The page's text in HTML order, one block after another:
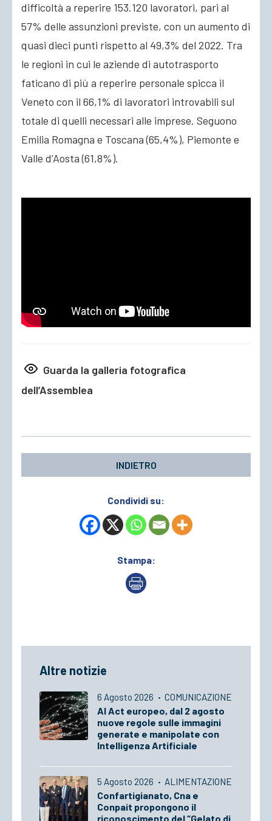
difficoltà a reperire 153.120 lavoratori, pari al
57% delle assunzioni previste, con un aumento di
quasi dieci punti rispetto al 49,3% del 2022. Tra
le regioni in cui le aziende di autotrasporto
faticano di più a reperire personale spicca il
Veneto con il 66,1% di lavoratori introvabili sul
totale di quelli necessari alle imprese. Seguono
Emilia Romagna e Toscana (65,4%), Piemonte e
Valle d’Aosta (61,8%).
Guarda la galleria fotografica
dell’Assemblea
INDIETRO
Condividi su:
Stampa:
Altre notizie
6 Agosto 2026 · COMUNICAZIONE
AI Act europeo, dal 2 agosto
nuove regole sulle immagini
generate e manipolate con
Intelligenza Artificiale
5 Agosto 2026 · ALIMENTAZIONE
Confartigianato, Cna e
Conpait propongono il
riconoscimento del “Gelato di